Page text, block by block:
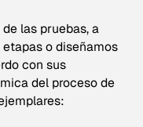
las pruebas, a
o diseñamos
con sus
del proceso de